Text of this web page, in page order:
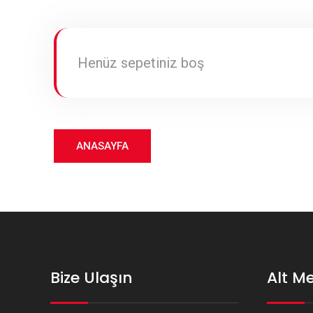
Henüz sepetiniz boş
ANASAYFA
Bize Ulaşın Alt